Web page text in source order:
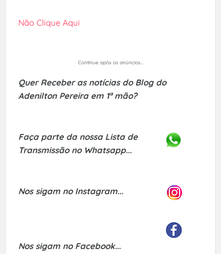
Não Clique Aqui
Continue após os anúncios...
Quer Receber as notícias do Blog do
Adenilton Pereira em 1ª mão?
Faça parte da nossa Lista de
Transmissão no Whatsapp...
Nos sigam no Instagram...
Nos sigam no Facebook...